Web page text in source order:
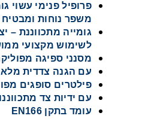
פרופיל פנימי עשוי
משפר נוחות
גומייה מתכווננת –
לשימוש מקצועי
מסנני ספיגה
עם הגנה צדדית
פילטרים סופגים
עם ידיות צד
עומד בתקן EN166